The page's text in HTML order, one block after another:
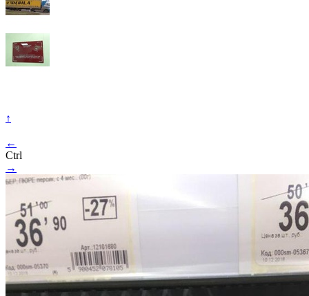
↑
←
Ctrl
→